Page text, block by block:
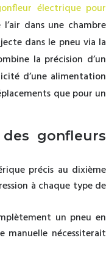
électrique pour
dans une chambre
dans le pneu via la
la précision d’un
d’une alimentation
que pour un
gonfleurs
précis au dixième
à chaque type de
un pneu en
manuelle nécessiterait